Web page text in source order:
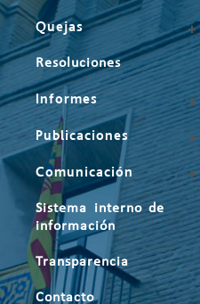
Quejas
Resoluciones
Informes
Publicaciones
Comunicación
Sistema interno de
información
Transparencia
Contacto